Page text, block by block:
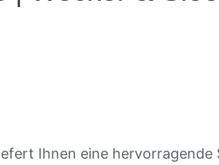
Ihnen eine hervorragende